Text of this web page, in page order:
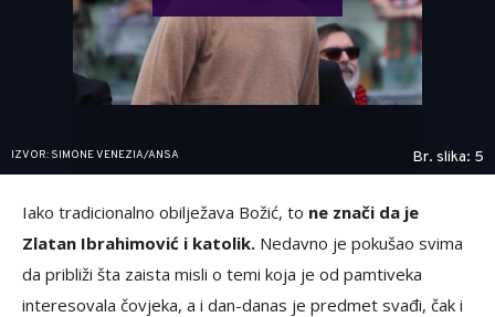
IZVOR: SIMONE VENEZIA/ANSA Br. slika: 5
Iako tradicionalno obilježava Božić, to ne znači da je
Zlatan Ibrahimović i katolik. Nedavno je pokušao svima
da približi šta zaista misli o temi koja je od pamtiveka
interesovala čovjeka, a i dan-danas je predmet svađi, čak i